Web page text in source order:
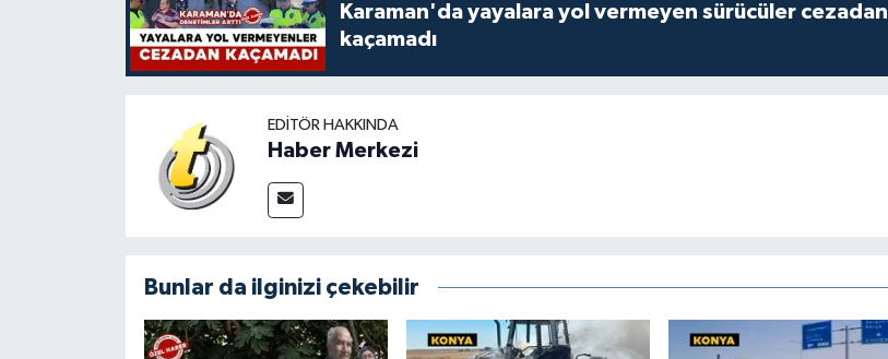
Karaman'da yayalara yol vermeyen sürücüler cezadan
kaçamadı
EDITÖR HAKKINDA
Haber Merkezi
Bunlar da ilginizi çekebilir